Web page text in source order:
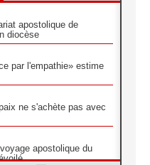
apostolique de
diocèse
par l'empathie» estime
ne s'achète pas avec
apostolique du